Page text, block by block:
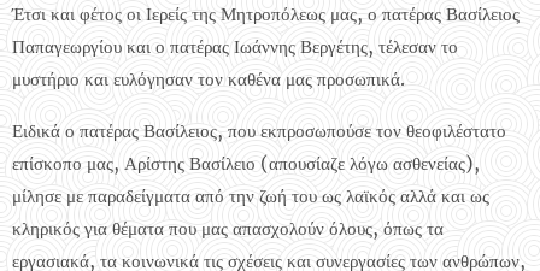
Έτσι και φέτος οι Ιερείς της Μητροπόλεως μας, ο πατέρας Βασίλειος
Παπαγεωργίου και ο πατέρας Ιωάννης Βεργέτης, τέλεσαν το
μυστήριο και ευλόγησαν τον καθένα μας προσωπικά.
Ειδικά ο πατέρας Βασίλειος, που εκπροσωπούσε τον θεοφιλέστατο
επίσκοπο μας, Αρίστης Βασίλειο (απουσίαζε λόγω ασθενείας),
μίλησε με παραδείγματα από την ζωή του ως λαϊκός αλλά και ως
κληρικός για θέματα που μας απασχολούν όλους, όπως τα
εργασιακά, τα κοινωνικά τις σχέσεις και συνεργασίες των ανθρώπων,